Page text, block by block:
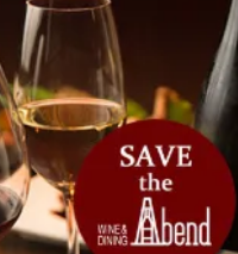
ジェット
書
チ
域活性化